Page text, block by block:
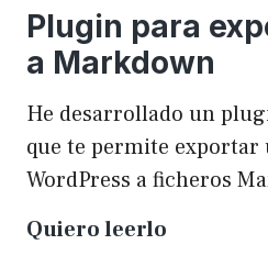
Plugin para
a Markdown
He desarrollado un
que te permite exportar
WordPress a ficheros
Quiero leerlo